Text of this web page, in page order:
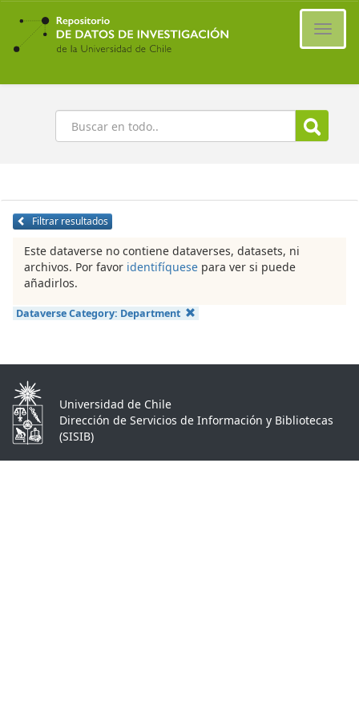
Ir
contenido
principal
Buscar
Filtrar resultados
Este dataverse no contiene dataverses, datasets, ni
archivos. Por favor identifíquese para ver si puede
añadirlos.
Dataverse Category: Department
Universidad de Chile
Dirección de Servicios de Información y Bibliotecas
(SISIB)